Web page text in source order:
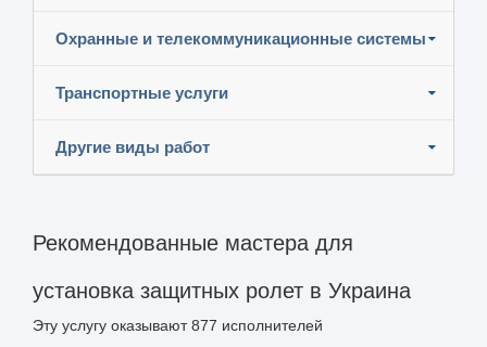
Охранные и телекоммуникационные системы
Транспортные услуги
Другие виды работ
Рекомендованные мастера для
установка защитных ролет в Украина
Эту услугу оказывают877 исполнителей